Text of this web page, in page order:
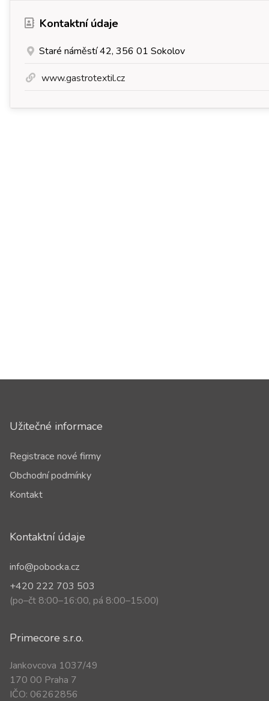
Kontaktní údaje
Staré náměstí 42, 356 01 Sokolov
www.gastrotextil.cz
Užitečné informace
Registrace nové firmy
Obchodní podmínky
Kontakt
Kontaktní údaje
info@pobocka.cz
+420 222 703 503
(po–čt 8:00–16:00, pá 8:00–15:00)
Primecore s.r.o.
Jankovcova 1037/49
170 00 Praha 7
IČO: 06262856